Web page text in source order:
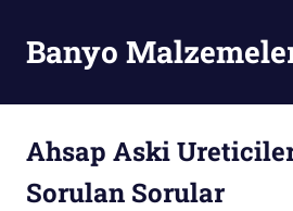
contentBanyo
Ahsap Aski
Sorulan Sorular